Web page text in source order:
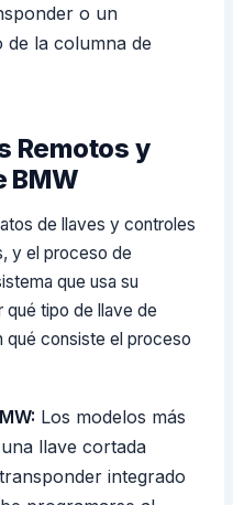
o un
la columna de
Remotos y
BMW
de llaves y controles
y el proceso de
que usa su
tipo de llave de
qué consiste el proceso
Los modelos más
llave cortada
integrado